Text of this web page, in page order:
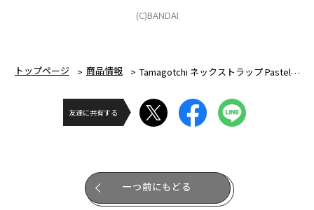
(C)BANDAI
トップページ 商品情報 Tamagotchi ネックストラップ Pastel Pink
友達に共有する
一つ前にもどる